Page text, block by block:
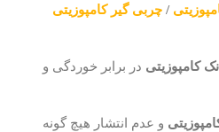
/ چربی گیر کامپوزیتی
کامپوزیتی در برابر خوردگی و
و عدم انتشار هیچ گونه